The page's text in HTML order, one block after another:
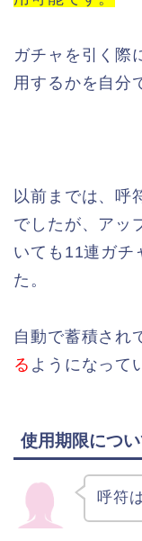
ガチャを引く際
用するかを自分
以前までは、呼
でしたが、アッ
いても11連ガチ
た。
自動で蓄積され
る ようになって
使用期限につ
呼符